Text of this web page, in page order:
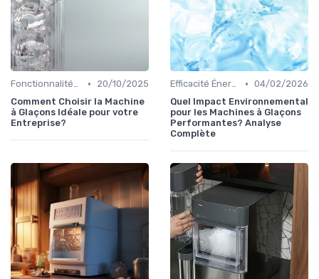
Fonctionnalités Clés •
20/10/2025
Comment Choisir la Machine
à Glaçons Idéale pour votre
Entreprise?
Efficacité Énergétique • 04/02/2026
Quel Impact Environnemental
pour les Machines à Glaçons
Performantes? Analyse
Complète